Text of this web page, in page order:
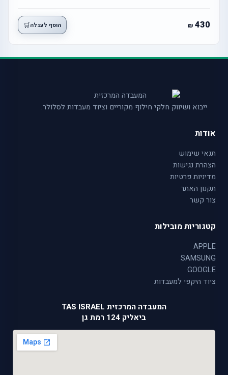
430 הוסף לעגלה🛒
ייבוא ושיווק חלקי חילוף מקוריים וציוד מעבדות לסלולר.
אודות
תנאי שימוש
הצהרת נגישות
מדיניות פרטיות
תקנון האתר
צור קשר
קטגוריות מובילות
APPLE
SAMSUNG
GOOGLE
ציוד היקפי למעבדות
המעבדה המרכזית TAS ISRAEL
ביאליק 124 רמת גן